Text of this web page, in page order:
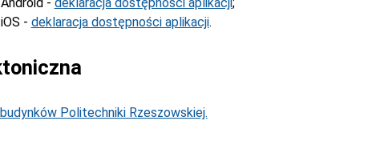
- deklaracja dostępności aplikacji.
Politechniki Rzeszowskiej.